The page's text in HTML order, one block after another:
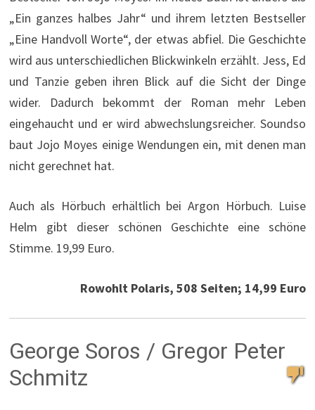
„Ein ganzes halbes Jahr“ und ihrem letzten Bestseller
„Eine Handvoll Worte“, der etwas abfiel. Die Geschichte
wird aus unterschiedlichen Blickwinkeln erzählt. Jess, Ed
und Tanzie geben ihren Blick auf die Sicht der Dinge
wider. Dadurch bekommt der Roman mehr Leben
eingehaucht und er wird abwechslungsreicher. Soundso
baut Jojo Moyes einige Wendungen ein, mit denen man
nicht gerechnet hat.
Auch als Hörbuch erhältlich bei Argon Hörbuch. Luise
Helm gibt dieser schönen Geschichte eine schöne
Stimme. 19,99 Euro.
Rowohlt Polaris, 508 Seiten; 14,99 Euro
George Soros / Gregor Peter
Schmitz